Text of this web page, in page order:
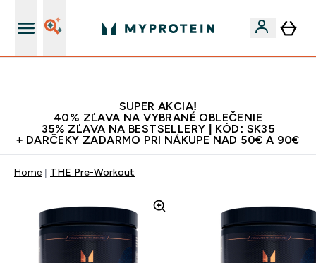
SUPER AKCIA!
40% ZĽAVA NA VYBRANÉ OBLEČENIE
35% ZĽAVA NA BESTSELLERY | KÓD: SK35
+ DARČEKY ZADARMO PRI NÁKUPE NAD 50€ A 90€
Home THE Pre-Workout